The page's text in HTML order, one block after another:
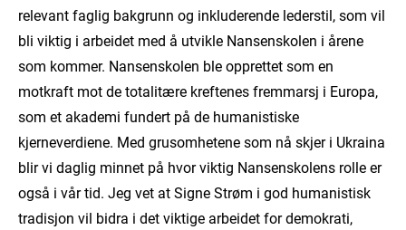
relevant faglig bakgrunn og inkluderende lederstil, som vil
bli viktig i arbeidet med å utvikle Nansenskolen i årene
som kommer. Nansenskolen ble opprettet som en
motkraft mot de totalitære kreftenes fremmarsj i Europa,
som et akademi fundert på de humanistiske
kjerneverdiene. Med grusomhetene som nå skjer i Ukraina
blir vi daglig minnet på hvor viktig Nansenskolens rolle er
også i vår tid. Jeg vet at Signe Strøm i god humanistisk
tradisjon vil bidra i det viktige arbeidet for demokrati,